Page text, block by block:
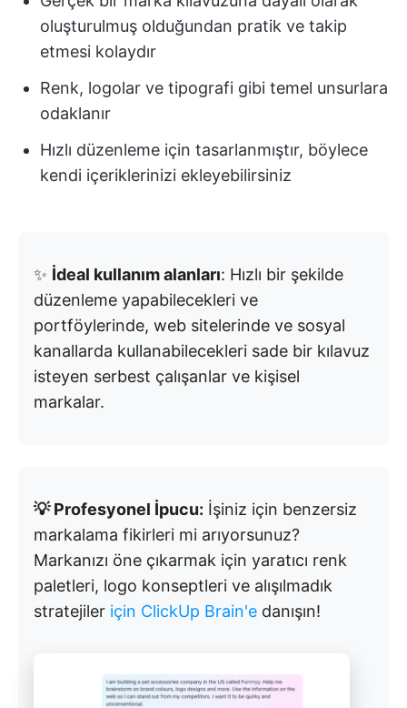
oluşturulmuş olduğundan pratik ve takip
etmesi kolaydır
Renk, logolar ve tipografi gibi temel unsurlara
odaklanır
Hızlı düzenleme için tasarlanmıştır, böylece
kendi içeriklerinizi ekleyebilirsiniz
✨ İdeal kullanım alanları: Hızlı bir şekilde
düzenleme yapabilecekleri ve
portföylerinde, web sitelerinde ve sosyal
kanallarda kullanabilecekleri sade bir kılavuz
isteyen serbest çalışanlar ve kişisel
markalar.
💡 Profesyonel İpucu: İşiniz için benzersiz
markalama fikirleri mi arıyorsunuz?
Markanızı öne çıkarmak için yaratıcı renk
paletleri, logo konseptleri ve alışılmadık
stratejiler için ClickUp Brain'e danışın!